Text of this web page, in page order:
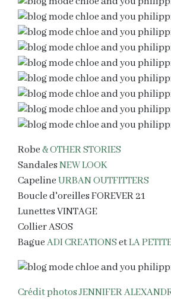
Robe& OTHER STORIES
SandalesNEW LOOK
CapelineURBAN OUTFITTERS
Boucle d'oreilles FOREVER 21
Lunettes VINTAGE
Collier ASOS
BagueADI CREATIONSetLA
Crédit photos JENNIFER